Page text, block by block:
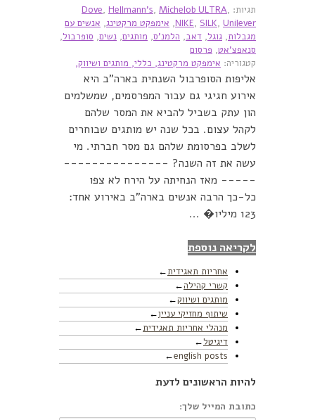
קטגוריה: אימפקט מרקטינג, כללי, מותגים ושיווק,
תגיות: Dove, Hellmann's, Michelob ULTRA,
NIKE, SILK, Unilever
, אימפקט מרקטינג, אנשים עם
מגבלות, גוגל, דאב, הלמנ'ס, מותגים, נשים, סופרבול,
סנאפצ'אט, פרסום
אליפות הסופרבול השנתית בארה"ב היא
אירוע חגיגי גם עבור המפרסמים, שמשלמים
הון עתק בשביל להביא את המסר שלהם
לקהל עצום. בכל שנה יש מותגים שבוחרים
לשלב בפרסומת שלהם גם מסר חברתי. מי
עשה את זה השנה? ---------------
----- מאז הנחיתה על הירח לא צפו
כל-כך הרבה אנשים בארה"ב באירוע אחד:
123 מיליו� ...
לקריאה נוספת
אחריות תאגידית
קשרי קהילה
מותגים ושיווק
שיתוף מחזיקי עניין
מנהלי אחריות תאגידית
דיגיטל
english posts
להיות הראשונים לדעת
כתובת המייל שלך: